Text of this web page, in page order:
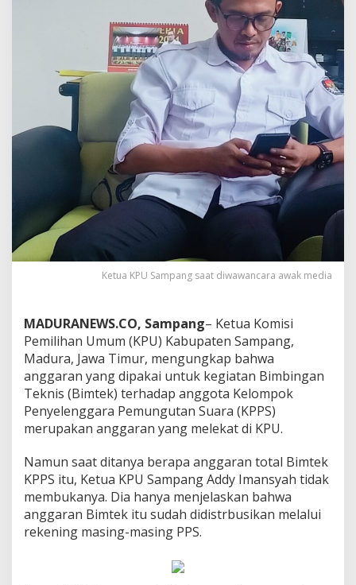
Ketua KPU Sampang saat diwawancara awak media
MADURANEWS.CO, Sampang– Ketua Komisi
Pemilihan Umum (KPU) Kabupaten Sampang,
Madura, Jawa Timur, mengungkap bahwa
anggaran yang dipakai untuk kegiatan Bimbingan
Teknis (Bimtek) terhadap anggota Kelompok
Penyelenggara Pemungutan Suara (KPPS)
merupakan anggaran yang melekat di KPU.
Namun saat ditanya berapa anggaran total Bimtek
KPPS itu, Ketua KPU Sampang Addy Imansyah tidak
membukanya. Dia hanya menjelaskan bahwa
anggaran Bimtek itu sudah didistrbusikan melalui
rekening masing-masing PPS.